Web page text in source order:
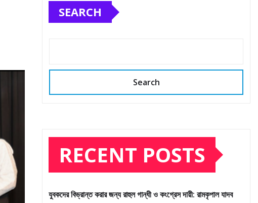
SEARCH
Search
RECENT POSTS
যুবকদের বিভ্রান্ত করার জন্য রাহুল গান্ধী ও কংগ্রেস দায়ী: রামকৃপাল যাদব